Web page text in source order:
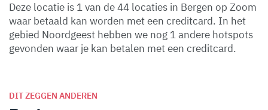
Deze locatie is 1 van de 44 locaties in Bergen op Zoom
waar betaald kan worden met een creditcard. In het
gebied Noordgeest hebben we nog 1 andere hotspots
gevonden waar je kan betalen met een creditcard.
DIT ZEGGEN ANDEREN